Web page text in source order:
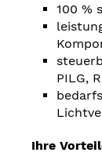
100 %
PILG,
Ihre